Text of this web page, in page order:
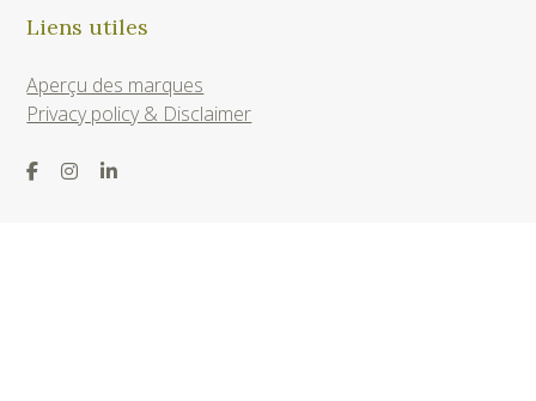
Liens utiles
Aperçu des marques
Privacy policy & Disclaimer